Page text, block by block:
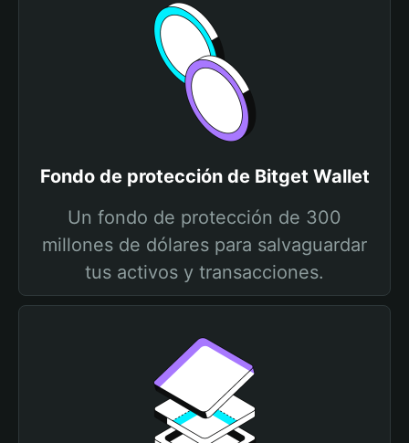
Fondo de protección de Bitget Wallet
Un fondo de protección de 300
millones de dólares para salvaguardar
tus activos y transacciones.